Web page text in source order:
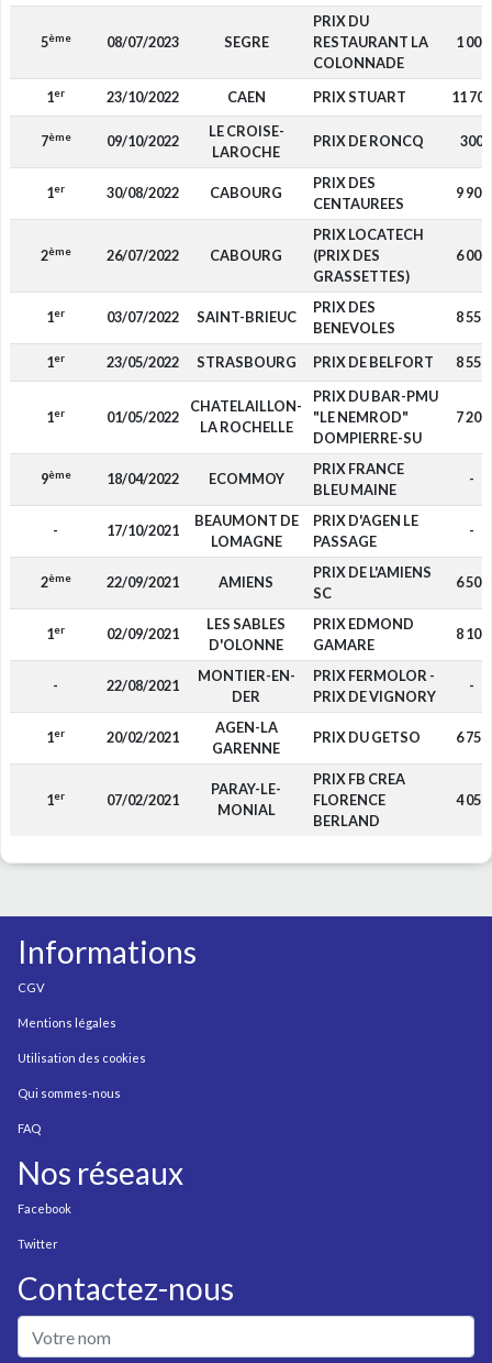
5ème 08/07/2023 SEGRE
PRIX DU
RESTAURANT LA
COLONNADE
1 000
1er 23/10/2022 CAEN PRIX STUART 11 700
7ème 09/10/2022
LE CROISE-
LAROCHE
PRIX DE RONCQ 300
1er 30/08/2022 CABOURG
PRIX DES
CENTAUREES
9 900
2ème 26/07/2022 CABOURG
PRIX LOCATECH
(PRIX DES
GRASSETTES)
6 000
1er 03/07/2022 SAINT-BRIEUC
PRIX DES
BENEVOLES
8 550
1er 23/05/2022 STRASBOURG PRIX DE BELFORT 8 550
1er 01/05/2022
CHATELAILLON-
LA ROCHELLE
PRIX DU BAR-PMU
"LE NEMROD"
DOMPIERRE-SU
7 200
9ème 18/04/2022 ECOMMOY
PRIX FRANCE
BLEU MAINE
-
- 17/10/2021
BEAUMONT DE
LOMAGNE
PRIX D'AGEN LE
PASSAGE
-
2ème 22/09/2021 AMIENS
PRIX DE L'AMIENS
SC
6 500
1er 02/09/2021
LES SABLES
D'OLONNE
PRIX EDMOND
GAMARE
8 100
- 22/08/2021
MONTIER-EN-
DER
PRIX FERMOLOR -
PRIX DE VIGNORY
-
1er 20/02/2021
AGEN-LA
GARENNE
PRIX DU GETSO 6 750
1er 07/02/2021
PARAY-LE-
MONIAL
PRIX FB CREA
FLORENCE
BERLAND
4 050
Informations
CGV
Mentions légales
Utilisation des cookies
Qui sommes-nous
FAQ
Nos réseaux
Facebook
Twitter
Contactez-nous